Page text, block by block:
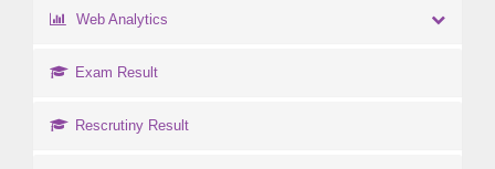
Web Analytics
Exam Result
Rescrutiny Result